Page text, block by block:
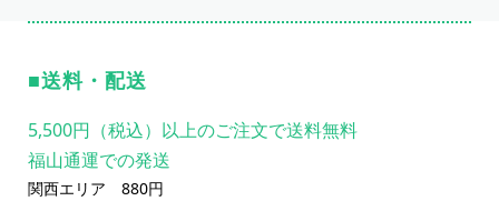
送料・配送
5,500円（税込）以上のご注文で送料無料
福山通運での発送
関西エリア 880円